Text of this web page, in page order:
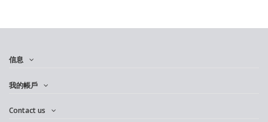
信息
我的帳戶
Contact us